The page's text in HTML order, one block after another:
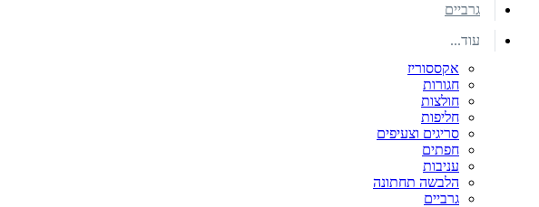
גרביים
עוד...
אקססוריז
חגורות
חולצות
חליפות
סריגים וצעיפים
חפתים
עניבות
הלבשה תחתונה
גרביים